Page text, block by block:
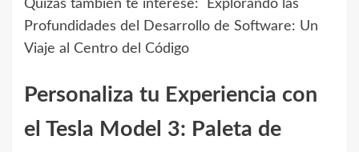
Quizás también te interese:
Explorando las
Profundidades del Desarrollo de Software: Un
Viaje al Centro del Código
Personaliza tu Experiencia con
el Tesla Model 3: Paleta de